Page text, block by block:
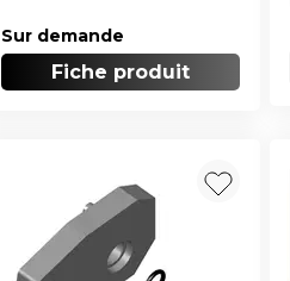
Sur demande
Fiche produit